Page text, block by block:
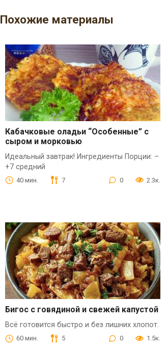
Похожие материалы
Кабачковые оладьи “Особенные” с
сыром и морковью
Идеальный завтрак! Ингредиенты Порции: –
+7 средний
40 мин. 7 0 2.3к.
Бигос с говядиной и свежей капустой
Всё готовится быстро и без лишних хлопот.
60 мин. 5 0 1.5к.